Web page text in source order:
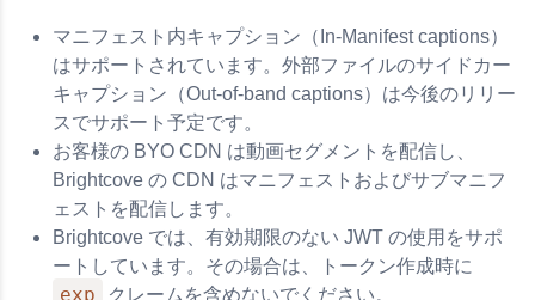
マニフェスト内キャプション（In-Manifest captions）
はサポートされています。外部ファイルのサイドカー
キャプション（Out-of-band captions）は今後のリリー
スでサポート予定です。
お客様の BYO CDN は動画セグメントを配信し、
Brightcove の CDN はマニフェストおよびサブマニフ
ェストを配信します。
Brightcove では、有効期限のない JWT の使用をサポ
ートしています。その場合は、トークン作成時に
exp クレームを含めないでください。